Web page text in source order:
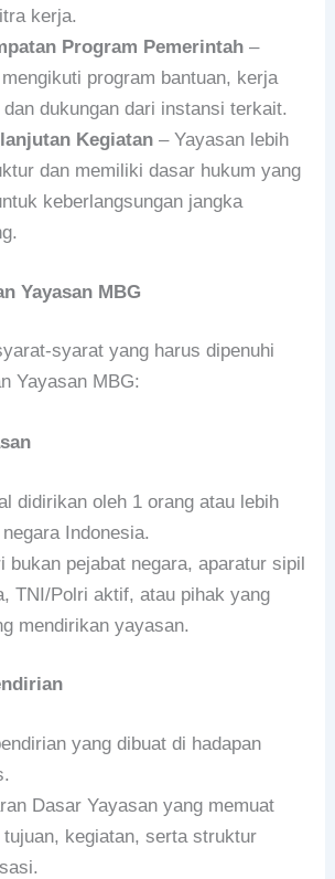
kerja.
Program Pemerintah –
program bantuan, kerja
dukungan dari instansi terkait.
Kegiatan – Yayasan lebih
dan memiliki dasar hukum yang
keberlangsungan jangka
Yayasan MBG
syarat yang harus dipenuhi
Yayasan MBG:
didirikan oleh 1 orang atau lebih
Indonesia.
bukan pejabat negara, aparatur sipil
TNI/Polri aktif, atau pihak yang
mendirikan yayasan.
yang dibuat di hadapan
Dasar Yayasan yang memuat
tujuan, kegiatan, serta struktur